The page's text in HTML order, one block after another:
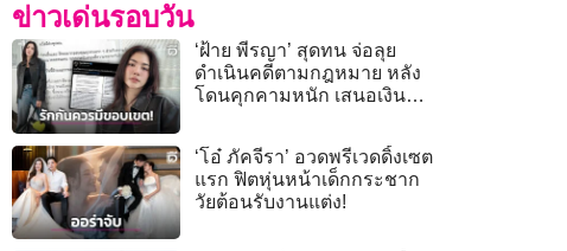
ข่าวเด่นรอบวัน
‘ฝ้าย พีรญา’ สุดทน จ่อลุย
ดำเนินคดีตามกฎหมาย หลัง
โดนคุกคามหนัก เสนอเงินซื้อ
‘โอ๋ ภัคจีรา’ อวดพรีเวดดิ้งเซต
แรก ฟิตหุ่นหน้าเด็กกระชาก
วัยต้อนรับงานแต่ง!